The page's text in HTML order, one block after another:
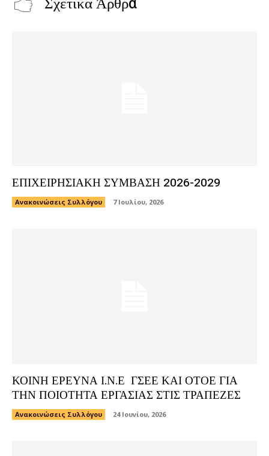
ΕΠΙΧΕΙΡΗΣΙΑΚΗ ΣΥΜΒΑΣΗ 2026-2029
Ανακοινώσεις Συλλόγου 7 Ιουλίου, 2026
ΚΟΙΝΗ ΕΡΕΥΝΑ Ι.Ν.Ε ΓΣΕΕ ΚΑΙ ΟΤΟΕ ΓΙΑ
ΤΗΝ ΠΟΙΟΤΗΤΑ ΕΡΓΑΣΙΑΣ ΣΤΙΣ ΤΡΑΠΕΖΕΣ
Ανακοινώσεις Συλλόγου 24 Ιουνίου, 2026